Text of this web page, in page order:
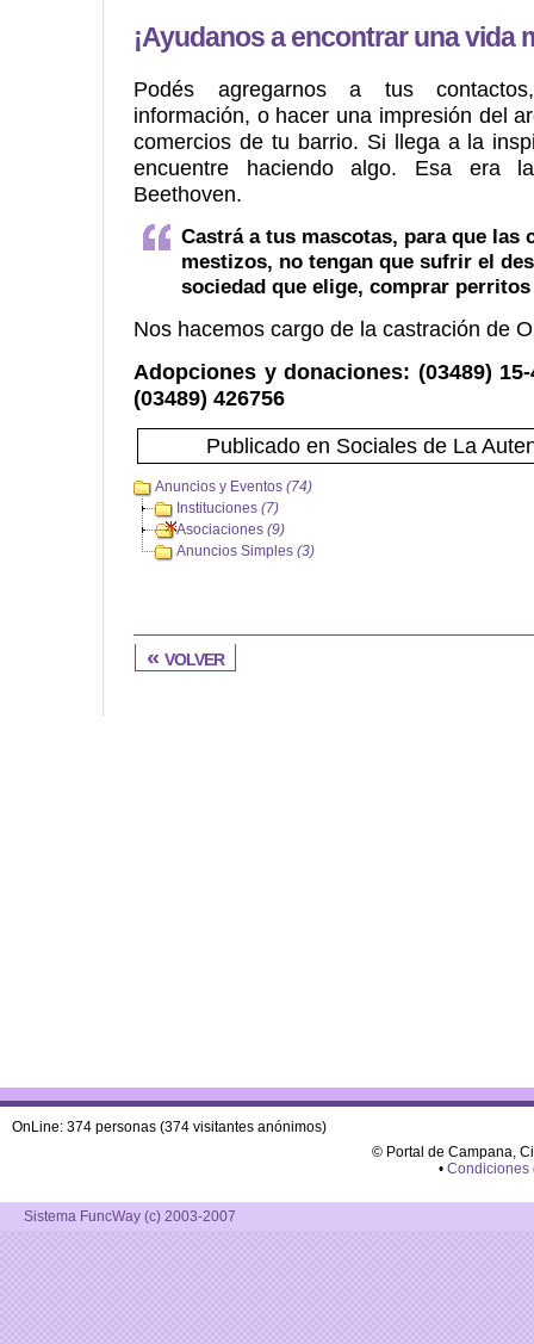
¡Ayudanos a encontrar una vida
Podés agregarnos a tus
información, o hacer una impresión del
comercios de tu barrio. Si llega a la
encuentre haciendo algo. Esa era
Beethoven.
Castrá a tus mascotas, para que las
mestizos, no tengan que sufrir el
sociedad que elige, comprar perritos
Nos hacemos cargo de la castración de
Adopciones y donaciones: (03489)
(03489) 426756
Publicado en Sociales de La
Anuncios y Eventos (74)
Instituciones (7)
Asociaciones (9)
Anuncios Simples (3)
« volver
OnLine: 374 personas (374 visitantes anónimos)
© Portal de Campana,
• Condiciones
Sistema FuncWay (c) 2003-2007